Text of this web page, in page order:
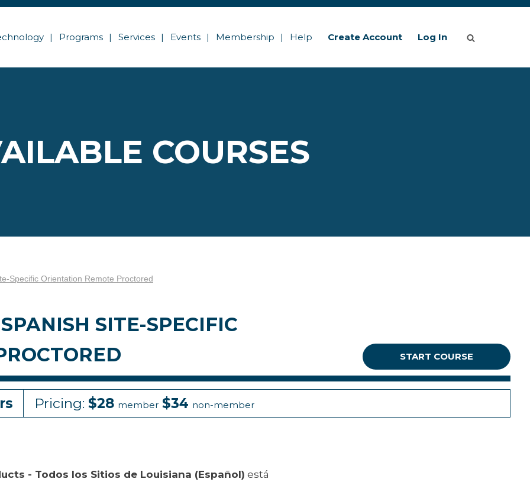
Programs Services Events Membership Help Create Account Log In
COURSES
Specific Orientation Remote Proctored
SITE-SPECIFIC
START COURSE
Pricing: $28 member $34 non-member
- Todos los Sitios de Louisiana (Español) está